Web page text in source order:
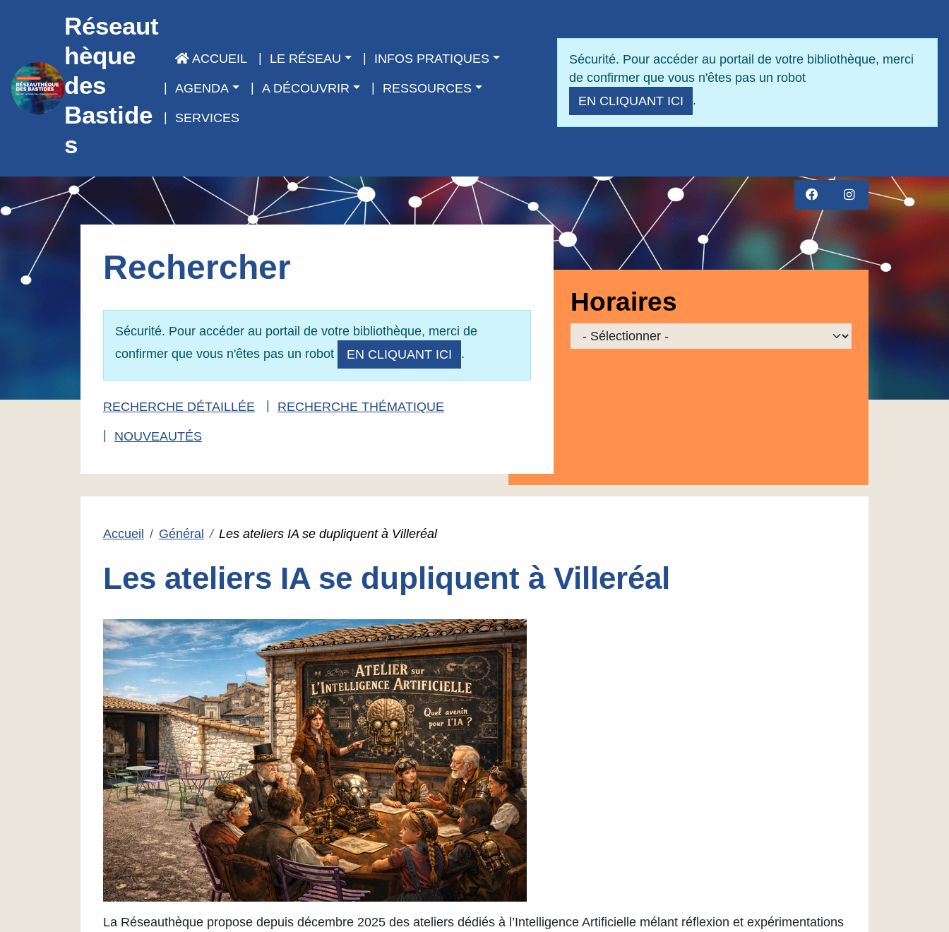
Réseaut
hèque
des
Bastide
s
ACCUEIL LE RÉSEAU INFOS PRATIQUES
AGENDA A DÉCOUVRIR RESSOURCES
SERVICES
Sécurité. Pour accéder au portail de votre bibliothèque, merci
de confirmer que vous n'êtes pas un robot
EN CLIQUANT ICI
.
FACEBOOKINSTAGRAM
Rechercher
Sécurité. Pour accéder au portail de votre bibliothèque, merci de
confirmer que vous n'êtes pas un robot
EN CLIQUANT ICI .
RECHERCHE DÉTAILLÉE RECHERCHE THÉMATIQUE
NOUVEAUTÉS
Horaires
Sélectionner une localisation à afficher
Accueil Général Les ateliers IA se dupliquent à Villeréal
Les ateliers IA se dupliquent à Villeréal
La Réseauthèque propose depuis décembre 2025 des ateliers dédiés à l’Intelligence Artificielle mélant réflexion et expérimentations